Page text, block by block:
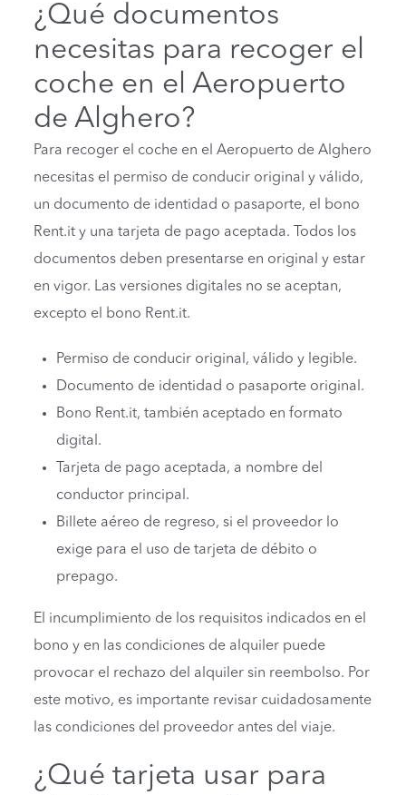
¿Qué documentos
necesitas para recoger el
coche en el Aeropuerto
de Alghero?
Para recoger el coche en el Aeropuerto de Alghero
necesitas el permiso de conducir original y válido,
un documento de identidad o pasaporte, el bono
Rent.it y una tarjeta de pago aceptada. Todos los
documentos deben presentarse en original y estar
en vigor. Las versiones digitales no se aceptan,
excepto el bono Rent.it.
Permiso de conducir original, válido y legible.
Documento de identidad o pasaporte original.
Bono Rent.it, también aceptado en formato
digital.
Tarjeta de pago aceptada, a nombre del
conductor principal.
Billete aéreo de regreso, si el proveedor lo
exige para el uso de tarjeta de débito o
prepago.
El incumplimiento de los requisitos indicados en el
bono y en las condiciones de alquiler puede
provocar el rechazo del alquiler sin reembolso. Por
este motivo, es importante revisar cuidadosamente
las condiciones del proveedor antes del viaje.
¿Qué tarjeta usar para